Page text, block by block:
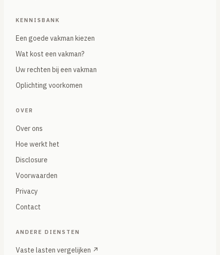
KENNISBANK
Een goede vakman kiezen
Wat kost een vakman?
Uw rechten bij een vakman
Oplichting voorkomen
OVER
Over ons
Hoe werkt het
Disclosure
Voorwaarden
Privacy
Contact
ANDERE DIENSTEN
Vaste lasten vergelijken ↗